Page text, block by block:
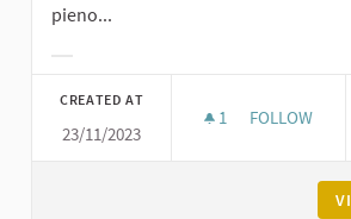
pieno...
CREATED AT
23/11/2023
1 1 FOLLOWER
FOLLOW